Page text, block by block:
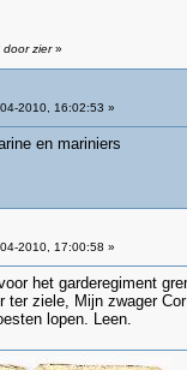
zier»
2010, 16:02:53 »
en mariniers
2010, 17:00:58 »
het garderegiment
ter ziele, Mijn zwager
lopen. Leen.